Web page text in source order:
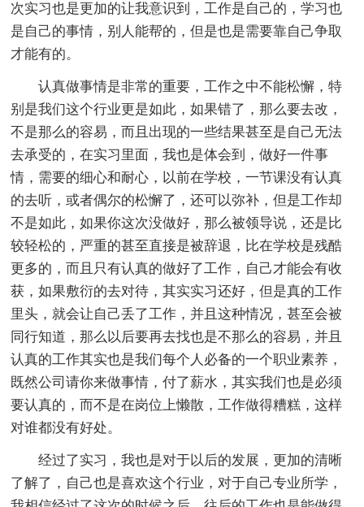
次实习也是更加的让我意识到，工作是自己的，学习也
是自己的事情，别人能帮的，但是也是需要靠自己争取
才能有的。
认真做事情是非常的重要，工作之中不能松懈，特
别是我们这个行业更是如此，如果错了，那么要去改，
不是那么的容易，而且出现的一些结果甚至是自己无法
去承受的，在实习里面，我也是体会到，做好一件事
情，需要的细心和耐心，以前在学校，一节课没有认真
的去听，或者偶尔的松懈了，还可以弥补，但是工作却
不是如此，如果你这次没做好，那么被领导说，还是比
较轻松的，严重的甚至直接是被辞退，比在学校是残酷
更多的，而且只有认真的做好了工作，自己才能会有收
获，如果敷衍的去对待，其实实习还好，但是真的工作
里头，就会让自己丢了工作，并且这种情况，甚至会被
同行知道，那么以后要再去找也是不那么的容易，并且
认真的工作其实也是我们每个人必备的一个职业素养，
既然公司请你来做事情，付了薪水，其实我们也是必须
要认真的，而不是在岗位上懒散，工作做得糟糕，这样
对谁都没有好处。
经过了实习，我也是对于以后的发展，更加的清晰
了解了，自己也是喜欢这个行业，对于自己专业所学，